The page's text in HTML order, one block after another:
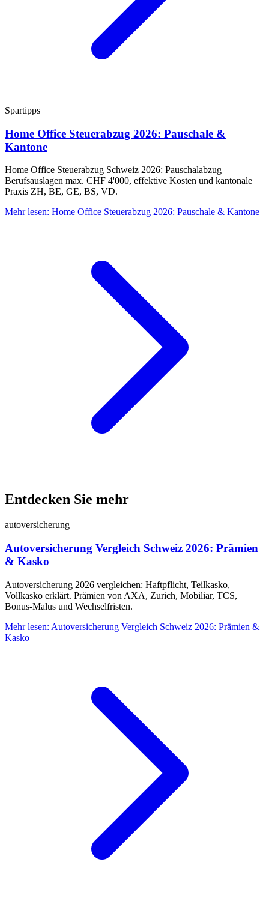
Spartipps
Home Office Steuerabzug 2026: Pauschale &
Kantone
Home Office Steuerabzug Schweiz 2026: Pauschalabzug
Berufsauslagen max. CHF 4'000, effektive Kosten und kantonale
Praxis ZH, BE, GE, BS, VD.
Mehr lesen: Home Office Steuerabzug 2026: Pauschale & Kantone
Entdecken Sie mehr
autoversicherung
Autoversicherung Vergleich Schweiz 2026: Prämien
& Kasko
Autoversicherung 2026 vergleichen: Haftpflicht, Teilkasko,
Vollkasko erklärt. Prämien von AXA, Zurich, Mobiliar, TCS,
Bonus-Malus und Wechselfristen.
Mehr lesen: Autoversicherung Vergleich Schweiz 2026: Prämien &
Kasko